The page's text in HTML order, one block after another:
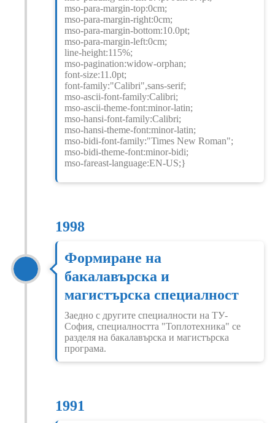
mso-para-margin-top:0cm;
mso-para-margin-right:0cm;
mso-para-margin-bottom:10.0pt;
mso-para-margin-left:0cm;
line-height:115%;
mso-pagination:widow-orphan;
font-size:11.0pt;
font-family:"Calibri",sans-serif;
mso-ascii-font-family:Calibri;
mso-ascii-theme-font:minor-latin;
mso-hansi-font-family:Calibri;
mso-hansi-theme-font:minor-latin;
mso-bidi-font-family:"Times New Roman";
mso-bidi-theme-font:minor-bidi;
mso-fareast-language:EN-US;}
1998
Формиране на
бакалавърска и
магистърска специалност
Заедно с другите специалности на ТУ-
София, специалността "Топлотехника" се
разделя на бакалавърска и магистърска
програма.
1991